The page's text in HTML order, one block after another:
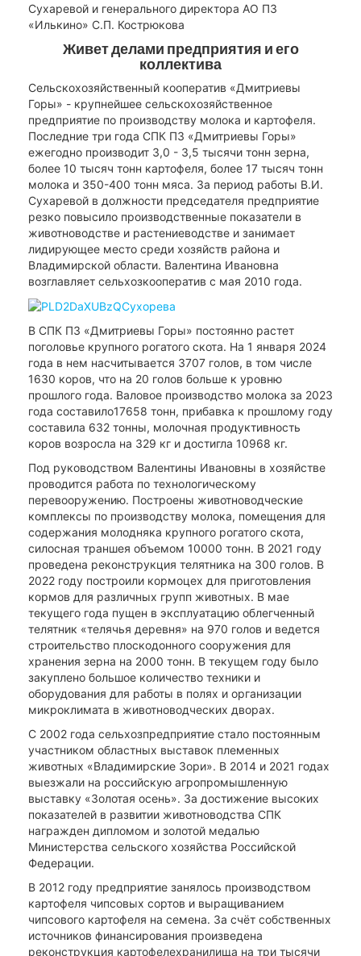
Сухаревой и генерального директора АО ПЗ
«Илькино» С.П. Кострюкова
Живет делами предприятия и его
коллектива
Сельскохозяйственный кооператив «Дмитриевы
Горы» - крупнейшее сельскохозяйственное
предприятие по производству молока и картофеля.
Последние три года СПК ПЗ «Дмитриевы Горы»
ежегодно производит 3,0 - 3,5 тысячи тонн зерна,
более 10 тысяч тонн картофеля, более 17 тысяч тонн
молока и 350-400 тонн мяса. За период работы В.И.
Сухаревой в должности председателя предприятие
резко повысило производственные показатели в
животноводстве и растениеводстве и занимает
лидирующее место среди хозяйств района и
Владимирской области. Валентина Ивановна
возглавляет сельхозкооператив с мая 2010 года.
В СПК ПЗ «Дмитриевы Горы» постоянно растет
поголовье крупного рогатого скота. На 1 января 2024
года в нем насчитывается 3707 голов, в том числе
1630 коров, что на 20 голов больше к уровню
прошлого года. Валовое производство молока за 2023
года составило17658 тонн, прибавка к прошлому году
составила 632 тонны, молочная продуктивность
коров возросла на 329 кг и достигла 10968 кг.
Под руководством Валентины Ивановны в хозяйстве
проводится работа по технологическому
перевооружению. Построены животноводческие
комплексы по производству молока, помещения для
содержания молодняка крупного рогатого скота,
силосная траншея объемом 10000 тонн. В 2021 году
проведена реконструкция телятника на 300 голов. В
2022 году построили кормоцех для приготовления
кормов для различных групп животных. В мае
текущего года пущен в эксплуатацию облегченный
телятник «телячья деревня» на 970 голов и ведется
строительство плоскодонного сооружения для
хранения зерна на 2000 тонн. В текущем году было
закуплено большое количество техники и
оборудования для работы в полях и организации
микроклимата в животноводческих дворах.
С 2002 года сельхозпредприятие стало постоянным
участником областных выставок племенных
животных «Владимирские Зори». В 2014 и 2021 годах
выезжали на российскую агропромышленную
выставку «Золотая осень». За достижение высоких
показателей в развитии животноводства СПК
награжден дипломом и золотой медалью
Министерства сельского хозяйства Российской
Федерации.
В 2012 году предприятие занялось производством
картофеля чипсовых сортов и выращиванием
чипсового картофеля на семена. За счёт собственных
источников финансирования произведена
реконструкция картофелехранилища на три тысячи